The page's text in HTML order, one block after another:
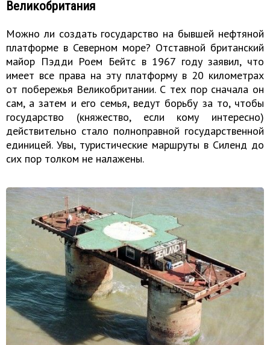
Великобритания
Можно ли создать государство на бывшей нефтяной
платформе в Северном море? Отставной британский
майор Пэдди Роем Бейтс в 1967 году заявил, что
имеет все права на эту платформу в 20 километрах
от побережья Великобритании. С тех пор сначала он
сам, а затем и его семья, ведут борьбу за то, чтобы
государство (княжество, если кому интересно)
действительно стало полноправной государственной
единицей. Увы, туристические маршруты в Силенд до
сих пор толком не налажены.